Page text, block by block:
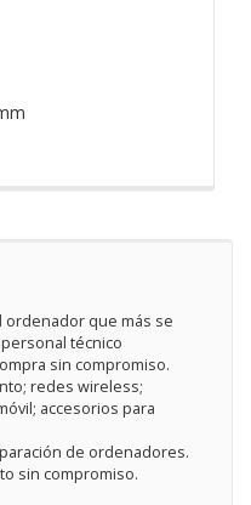
ordenador que más se
técnico
sin compromiso.
redes wireless;
accesorios para
de ordenadores.
sin compromiso.